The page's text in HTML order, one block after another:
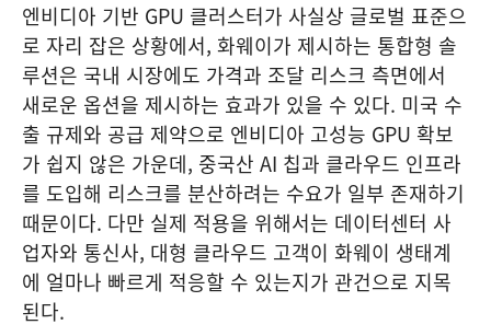
엔비디아 기반 GPU 클러스터가 사실상 글로벌 표준으
로 자리 잡은 상황에서, 화웨이가 제시하는 통합형 솔
루션은 국내 시장에도 가격과 조달 리스크 측면에서
새로운 옵션을 제시하는 효과가 있을 수 있다. 미국 수
출 규제와 공급 제약으로 엔비디아 고성능 GPU 확보
가 쉽지 않은 가운데, 중국산 AI 칩과 클라우드 인프라
를 도입해 리스크를 분산하려는 수요가 일부 존재하기
때문이다. 다만 실제 적용을 위해서는 데이터센터 사
업자와 통신사, 대형 클라우드 고객이 화웨이 생태계
에 얼마나 빠르게 적응할 수 있는지가 관건으로 지목
된다.